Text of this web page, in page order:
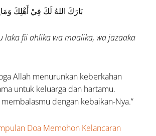
بَارَكَ اللهُ لَكَ فِيْ أَهْلِكَ
laka fii ahlika wa maalika, wa jazaaka
Allah menurunkan keberkahan
untuk keluarga dan hartamu.
dengan kebaikan-Nya.”
Doa Memohon Kelancaran